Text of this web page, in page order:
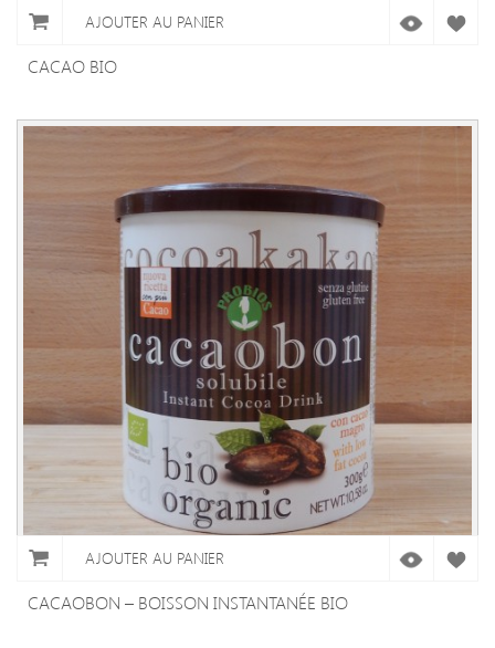
AJOUTER AU PANIER
CACAO BIO
AJOUTER AU PANIER
CACAOBON – BOISSON INSTANTANÉE BIO